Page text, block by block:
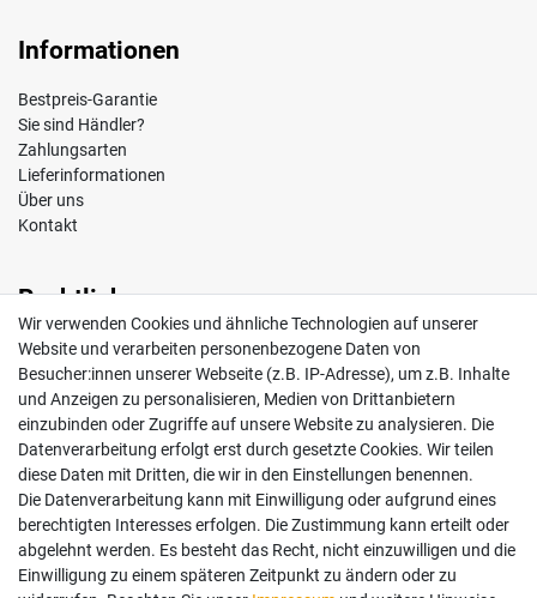
Informationen
Bestpreis-Garantie
Sie sind Händler?
Zahlungsarten
Lieferinformationen
Über uns
Kontakt
Rechtliches
Impressum
AGB
Widerrufsrecht
Datenschutz
Vertrag widerrufen
Mein Konto
Anmelden
Wir verwenden Cookies und ähnliche Technologien auf unserer
Website und verarbeiten personenbezogene Daten von
Besucher:innen unserer Webseite (z.B. IP-Adresse), um z.B. Inhalte
und Anzeigen zu personalisieren, Medien von Drittanbietern
einzubinden oder Zugriffe auf unsere Website zu analysieren. Die
Datenverarbeitung erfolgt erst durch gesetzte Cookies. Wir teilen
diese Daten mit Dritten, die wir in den Einstellungen benennen.
Die Datenverarbeitung kann mit Einwilligung oder aufgrund eines
berechtigten Interesses erfolgen. Die Zustimmung kann erteilt oder
abgelehnt werden. Es besteht das Recht, nicht einzuwilligen und die
Einwilligung zu einem späteren Zeitpunkt zu ändern oder zu